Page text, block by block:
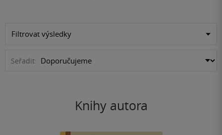
Filtrovat výsledky
Seřadit:
Knihy autora